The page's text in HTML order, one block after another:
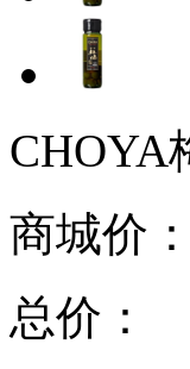
CHOYA
商城价：
总价：